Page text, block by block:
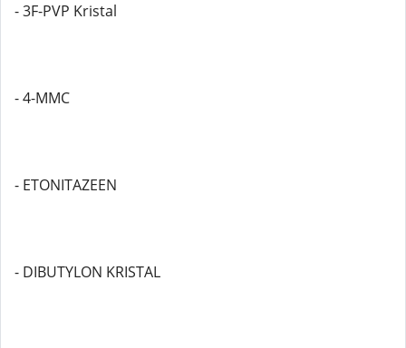
- 3F-PVP Kristal
- 4-MMC
- ETONITAZEEN
- DIBUTYLON KRISTAL